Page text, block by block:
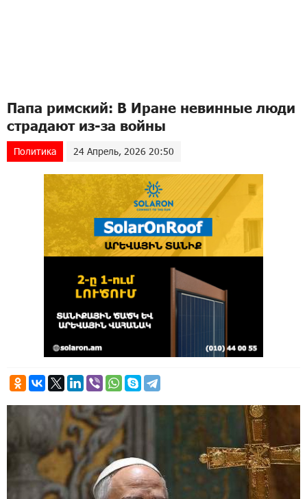
Папа римский: В Иране невинные люди
страдают из-за войны
Политика 24 Апрель, 2026 20:50